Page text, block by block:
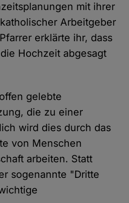
mit ihrer
Arbeitgeber
erklärte ihr, dass
Hochzeit abgesagt
gelebte
die zu einer
wird dies durch das
von Menschen
arbeiten. Statt
sogenannte "Dritte